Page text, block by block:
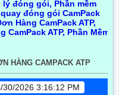
HÀNG CAMPACK ATP
30/2026 3:16:12 PM